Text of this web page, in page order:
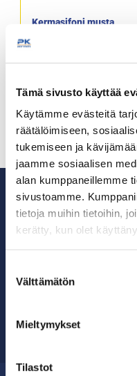
Tämä sivusto käyttää
Käytämme evästeitä
räätälöimiseen,
tukemiseen ja
jaamme sosiaalisen
alan kumppaneillemme
sivustoamme.
tietoja muihin tietoihin,
kerätty, kun olet
valinta
Välttämätön
Mieltymykset
Tilastot
Kermasifoni musta
Ei sovellu kuumien
kastikkeiden
Mukana toimitetaan: 3
erilaista polypropeenista
valmistettua suutinta ja
29 vuoden